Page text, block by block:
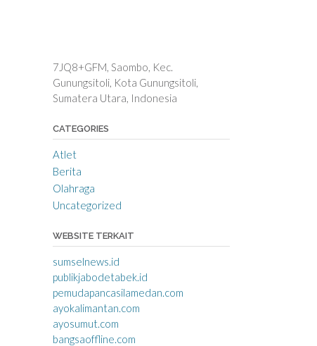
7JQ8+GFM, Saombo, Kec.
Gunungsitoli, Kota Gunungsitoli,
Sumatera Utara, Indonesia
CATEGORIES
Atlet
Berita
Olahraga
Uncategorized
WEBSITE TERKAIT
sumselnews.id
publikjabodetabek.id
pemudapancasilamedan.com
ayokalimantan.com
ayosumut.com
bangsaoffline.com